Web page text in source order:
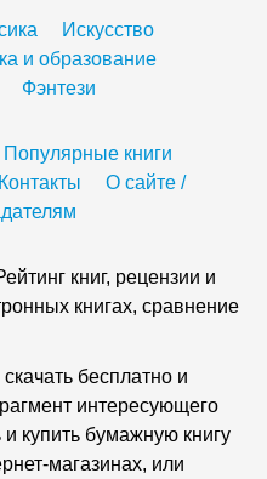
Искусство
и образование
Фэнтези
Популярные книги
Контакты
О сайте /
книг, рецензии и
книгах, сравнение
бесплатно и
интересующего
и купить бумажную книгу
магазинах, или